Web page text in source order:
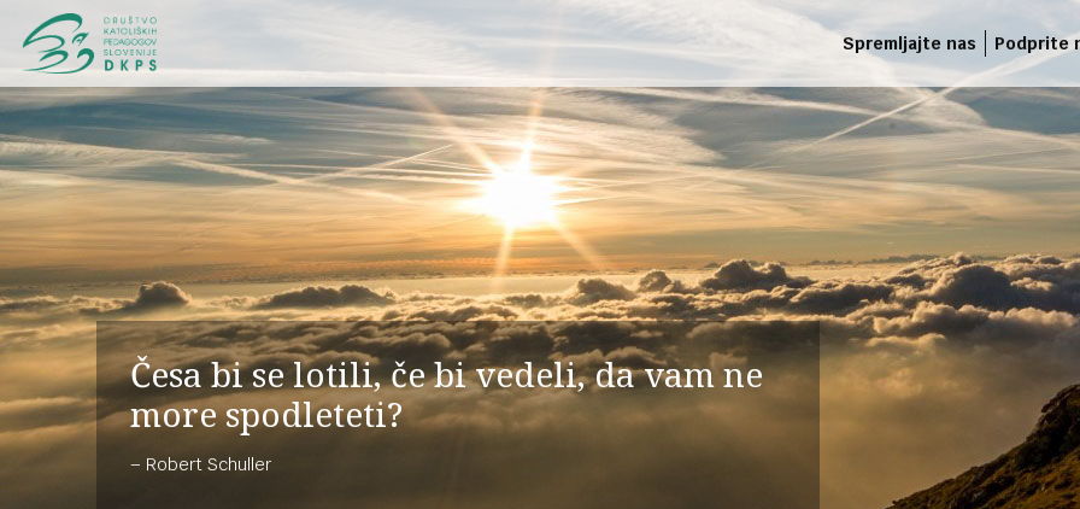
Spremljajte nas Podprite
Česa bi se lotili, če bi vedeli, da vam ne
more spodleteti?
Robert Schuller